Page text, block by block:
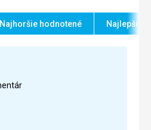
Najhoršie hodnotené Najlepšie